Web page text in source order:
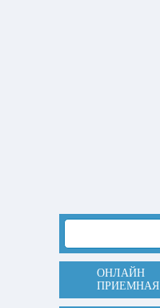
ОНЛАЙН
ПРИЕМНАЯ